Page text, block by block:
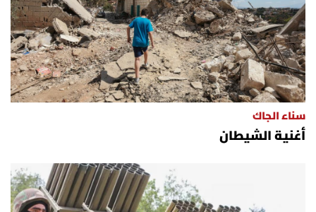
سناء الجاك
أغنية الشيطان